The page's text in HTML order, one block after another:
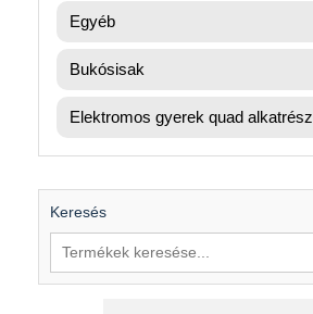
Egyéb
Bukósisak
Elektromos gyerek quad alkatrész
Keresés